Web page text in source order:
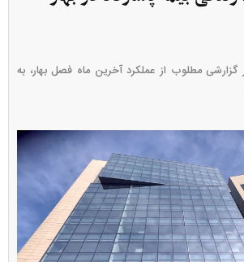
گزارشی مطلوب از عملکرد آخرین ماه فصل بهار، به